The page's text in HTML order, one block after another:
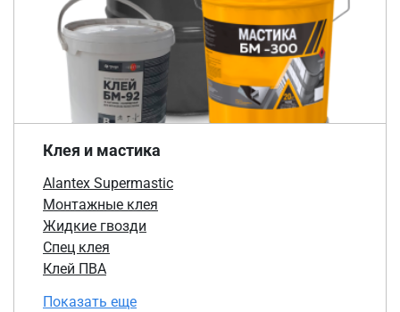
Клея и мастика
Alantex Supermastic
Монтажные клея
Жидкие гвозди
Спец клея
Клей ПВА
Показать еще